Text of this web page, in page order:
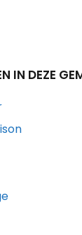
IN DEZE